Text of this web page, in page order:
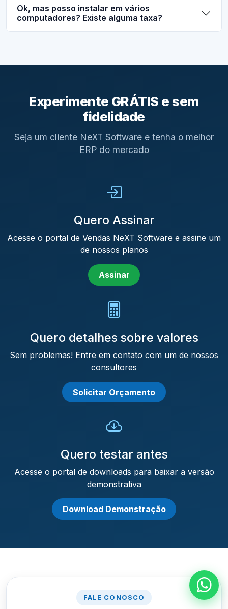
Ok, mas posso instalar em vários
computadores? Existe alguma taxa?
Experimente GRÁTIS e sem
fidelidade
Seja um cliente NeXT Software e tenha o melhor
ERP do mercado
Quero Assinar
Acesse o portal de Vendas NeXT Software e assine um
de nossos planos
Assinar
Quero detalhes sobre valores
Sem problemas! Entre em contato com um de nossos
consultores
Solicitar Orçamento
Quero testar antes
Acesse o portal de downloads para baixar a versão
demonstrativa
Download Demonstração
FALE CONOSCO